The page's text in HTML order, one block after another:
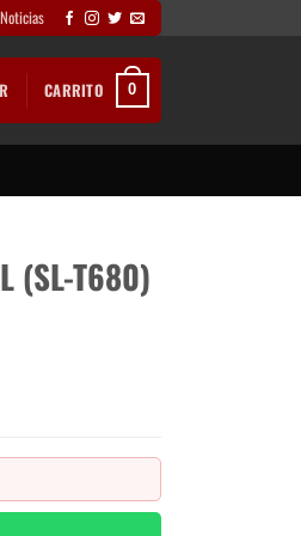
Noticias
CARRITO 0
(SL-T680)